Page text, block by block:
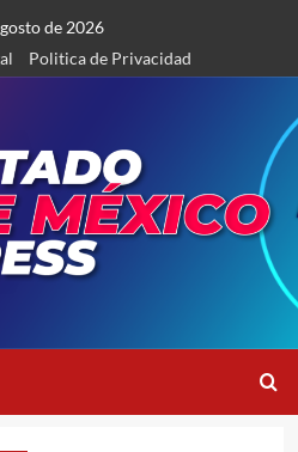
de 2026
Politica de Privacidad